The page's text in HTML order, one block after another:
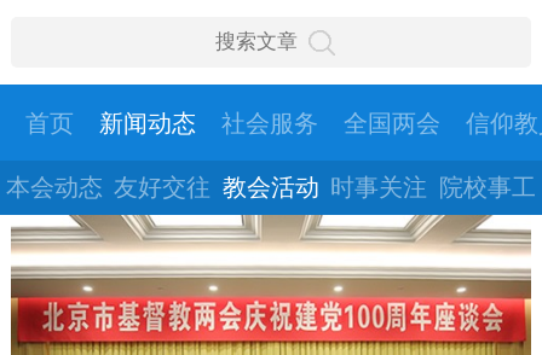
首页 新闻动态 社会服务 全国两会 信仰
本会动态 友好交往 教会活动 时事关注 院校事工